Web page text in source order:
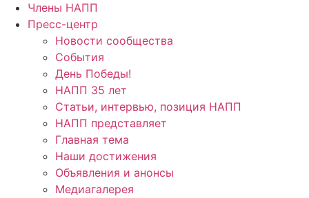
Члены НАПП
Пресс-центр
Новости сообщества
События
День Победы!
НАПП 35 лет
Статьи, интервью, позиция НАПП
НАПП представляет
Главная тема
Наши достижения
Объявления и анонсы
Медиагалерея